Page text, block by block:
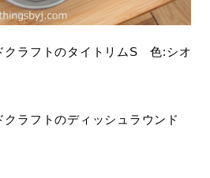
ラフトのタイトリムS 色:シオ
ラフトのディッシュラウンド